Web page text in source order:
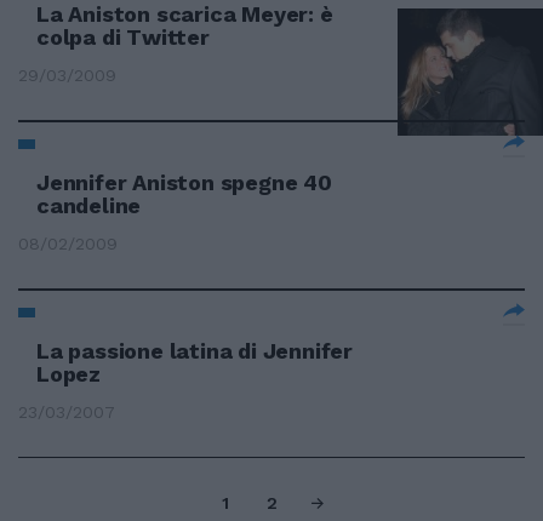
La Aniston scarica Meyer: è
colpa di Twitter
29/03/2009
Jennifer Aniston spegne 40
candeline
08/02/2009
La passione latina di Jennifer
Lopez
23/03/2007
1 2